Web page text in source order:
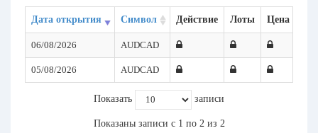
Дата открытия Символ Действие Лоты Цена
06/08/2026 AUDCAD
05/08/2026 AUDCAD
Показать записи
Показаны записи с 1 по 2 из 2